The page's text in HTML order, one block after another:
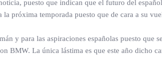
puesto que indican que el futuro del
próxima temporada puesto que de cara a su
y para las aspiraciones españolas puesto que
BMW. La única lástima es que este año dicho